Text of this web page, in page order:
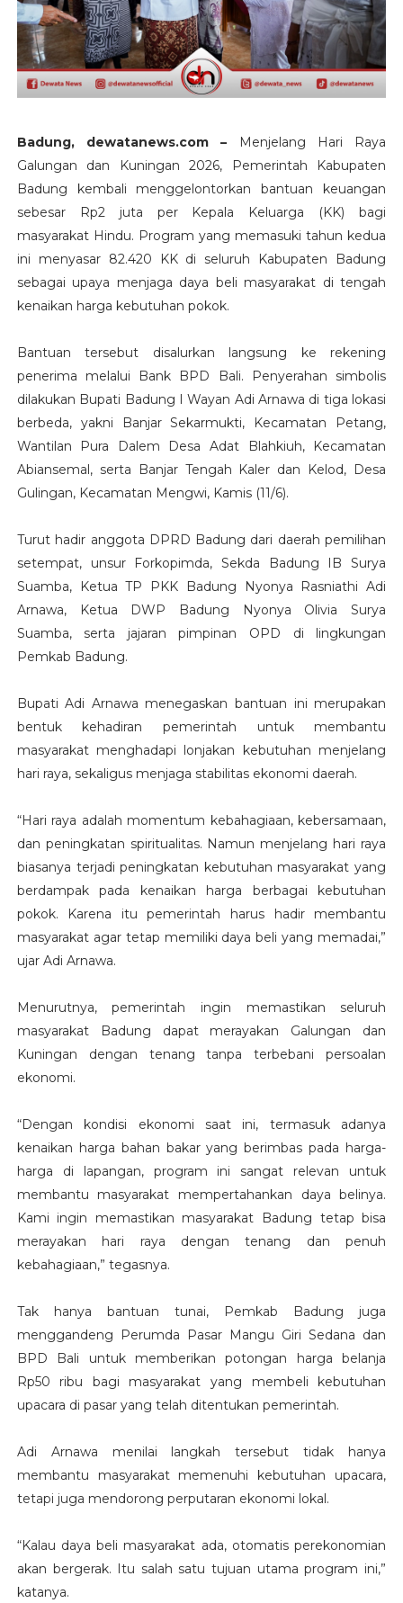
Badung, dewatanews.com –
Menjelang Hari Raya
Galungan dan Kuningan 2026, Pemerintah Kabupaten
Badung kembali menggelontorkan bantuan keuangan
sebesar Rp2 juta per Kepala Keluarga (KK) bagi
masyarakat Hindu. Program yang memasuki tahun kedua
ini menyasar 82.420 KK di seluruh Kabupaten Badung
sebagai upaya menjaga daya beli masyarakat di tengah
kenaikan harga kebutuhan pokok.
Bantuan tersebut disalurkan langsung ke rekening
penerima melalui Bank BPD Bali. Penyerahan simbolis
dilakukan Bupati Badung I Wayan Adi Arnawa di tiga lokasi
berbeda, yakni Banjar Sekarmukti, Kecamatan Petang,
Wantilan Pura Dalem Desa Adat Blahkiuh, Kecamatan
Abiansemal, serta Banjar Tengah Kaler dan Kelod, Desa
Gulingan, Kecamatan Mengwi, Kamis (11/6).
Turut hadir anggota DPRD Badung dari daerah pemilihan
setempat, unsur Forkopimda, Sekda Badung IB Surya
Suamba, Ketua TP PKK Badung Nyonya Rasniathi Adi
Arnawa, Ketua DWP Badung Nyonya Olivia Surya
Suamba, serta jajaran pimpinan OPD di lingkungan
Pemkab Badung.
Bupati Adi Arnawa menegaskan bantuan ini merupakan
bentuk kehadiran pemerintah untuk membantu
masyarakat menghadapi lonjakan kebutuhan menjelang
hari raya, sekaligus menjaga stabilitas ekonomi daerah.
“Hari raya adalah momentum kebahagiaan, kebersamaan,
dan peningkatan spiritualitas. Namun menjelang hari raya
biasanya terjadi peningkatan kebutuhan masyarakat yang
berdampak pada kenaikan harga berbagai kebutuhan
pokok. Karena itu pemerintah harus hadir membantu
masyarakat agar tetap memiliki daya beli yang memadai,”
ujar Adi Arnawa.
Menurutnya, pemerintah ingin memastikan seluruh
masyarakat Badung dapat merayakan Galungan dan
Kuningan dengan tenang tanpa terbebani persoalan
ekonomi.
“Dengan kondisi ekonomi saat ini, termasuk adanya
kenaikan harga bahan bakar yang berimbas pada harga-
harga di lapangan, program ini sangat relevan untuk
membantu masyarakat mempertahankan daya belinya.
Kami ingin memastikan masyarakat Badung tetap bisa
merayakan hari raya dengan tenang dan penuh
kebahagiaan,” tegasnya.
Tak hanya bantuan tunai, Pemkab Badung juga
menggandeng Perumda Pasar Mangu Giri Sedana dan
BPD Bali untuk memberikan potongan harga belanja
Rp50 ribu bagi masyarakat yang membeli kebutuhan
upacara di pasar yang telah ditentukan pemerintah.
Adi Arnawa menilai langkah tersebut tidak hanya
membantu masyarakat memenuhi kebutuhan upacara,
tetapi juga mendorong perputaran ekonomi lokal.
“Kalau daya beli masyarakat ada, otomatis perekonomian
akan bergerak. Itu salah satu tujuan utama program ini,”
katanya.